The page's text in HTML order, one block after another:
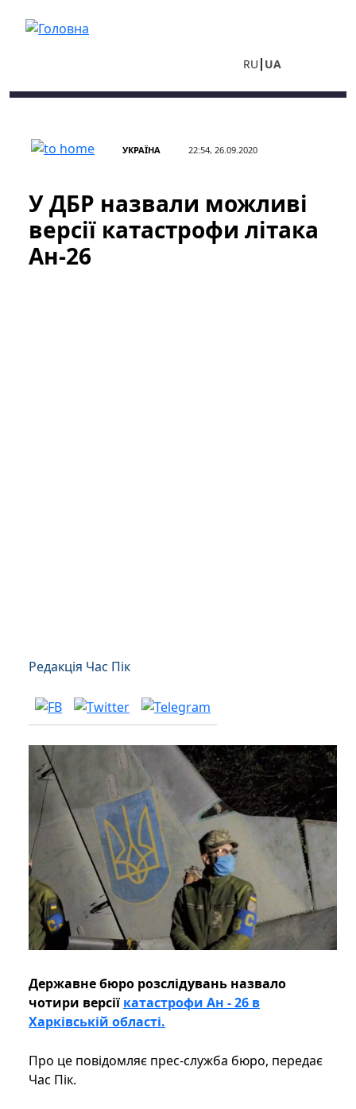
RU UA
УКРАЇНА 22:54, 26.09.2020
У ДБР назвали можливі
версії катастрофи літака
Ан-26
Редакція Час Пік
Державне бюро розслідувань назвало
чотири версії катастрофи Ан - 26 в
Харківській області.
Про це повідомляє прес-служба бюро, передає
Час Пік.